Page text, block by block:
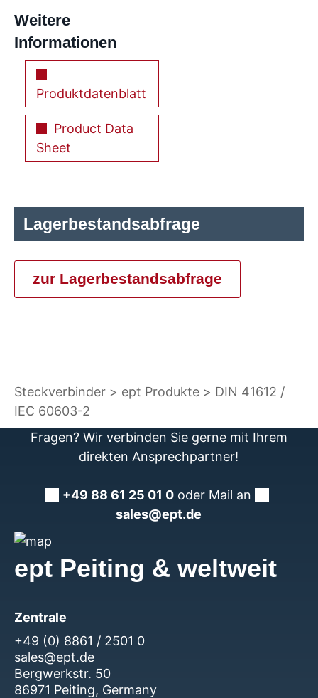
Weitere
Informationen
Produktdatenblatt
Product Data
Sheet
Lagerbestandsabfrage
zur Lagerbestandsabfrage
Steckverbinder ept Produkte
DIN 41612 /
IEC 60603-2
Fragen? Wir verbinden Sie gerne mit Ihrem
direkten Ansprechpartner!
+49 88 61 25 01 0 oder Mail an
sales@ept.de
ept Peiting & weltweit
Zentrale
+49 (0) 8861 / 2501 0
sales@ept.de
Bergwerkstr. 50
86971 Peiting, Germany